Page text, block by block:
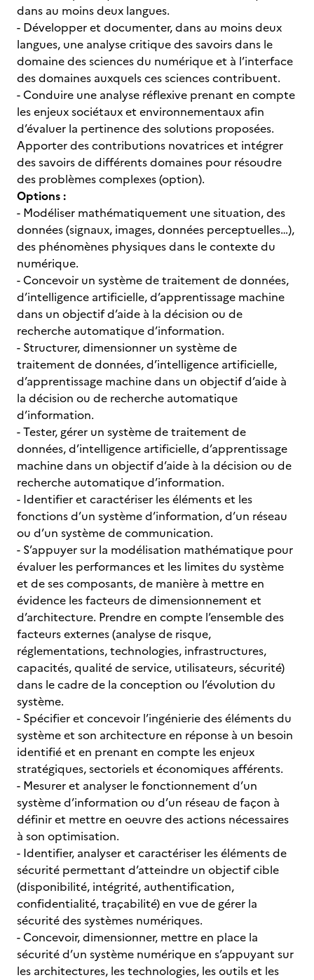
dans au moins deux langues.
- Développer et documenter, dans au moins deux
langues, une analyse critique des savoirs dans le
domaine des sciences du numérique et à l’interface
des domaines auxquels ces sciences contribuent.
- Conduire une analyse réflexive prenant en compte
les enjeux sociétaux et environnementaux afin
d’évaluer la pertinence des solutions proposées.
Apporter des contributions novatrices et intégrer
des savoirs de différents domaines pour résoudre
des problèmes complexes (option).
Options :
- Modéliser mathématiquement une situation, des
données (signaux, images, données perceptuelles…),
des phénomènes physiques dans le contexte du
numérique.
- Concevoir un système de traitement de données,
d’intelligence artificielle, d’apprentissage machine
dans un objectif d’aide à la décision ou de
recherche automatique d’information.
- Structurer, dimensionner un système de
traitement de données, d’intelligence artificielle,
d’apprentissage machine dans un objectif d’aide à
la décision ou de recherche automatique
d’information.
- Tester, gérer un système de traitement de
données, d’intelligence artificielle, d’apprentissage
machine dans un objectif d’aide à la décision ou de
recherche automatique d’information.
- Identifier et caractériser les éléments et les
fonctions d’un système d’information, d’un réseau
ou d’un système de communication.
- S’appuyer sur la modélisation mathématique pour
évaluer les performances et les limites du système
et de ses composants, de manière à mettre en
évidence les facteurs de dimensionnement et
d’architecture. Prendre en compte l’ensemble des
facteurs externes (analyse de risque,
réglementations, technologies, infrastructures,
capacités, qualité de service, utilisateurs, sécurité)
dans le cadre de la conception ou l’évolution du
système.
- Spécifier et concevoir l’ingénierie des éléments du
système et son architecture en réponse à un besoin
identifié et en prenant en compte les enjeux
stratégiques, sectoriels et économiques afférents.
- Mesurer et analyser le fonctionnement d’un
système d’information ou d’un réseau de façon à
définir et mettre en oeuvre des actions nécessaires
à son optimisation.
- Identifier, analyser et caractériser les éléments de
sécurité permettant d’atteindre un objectif cible
(disponibilité, intégrité, authentification,
confidentialité, traçabilité) en vue de gérer la
sécurité des systèmes numériques.
- Concevoir, dimensionner, mettre en place la
sécurité d’un système numérique en s’appuyant sur
les architectures, les technologies, les outils et les